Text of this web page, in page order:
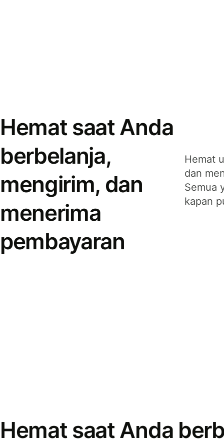
Hemat saat Anda
berbelanja,
mengirim, dan
menerima
pembayaran
Hemat
dan
Semua
kapan
Hemat saat Anda